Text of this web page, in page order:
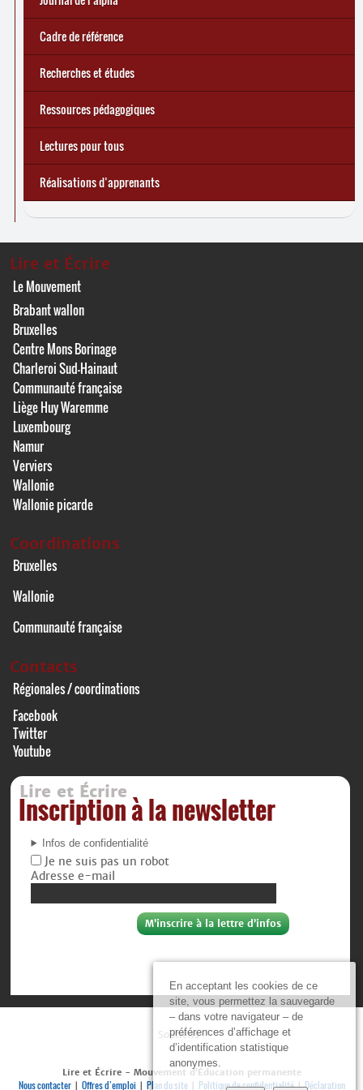
En acceptant les cookies de ce
site, vous permettez la sauvegarde
– dans votre navigateur – de
préférences d’affichage et
d’identification statistique
anonymes.
d’une exclusion annoncée
écrire demain
Cadre de référence
Recherches et études
Ressources pédagogiques
Lectures pour tous
Réalisations d’apprenants
Lire et Écrire
Le Mouvement
Brabant wallon
Bruxelles
Centre Mons Borinage
Charleroi Sud-Hainaut
Communauté française
Liège Huy Waremme
Luxembourg
Namur
Verviers
Wallonie
Wallonie picarde
Coordinations
Bruxelles
Wallonie
Communauté française
Contacts
Régionales / coordinations
Facebook
Twitter
Youtube
Lire et Écrire
Inscription à la newsletter
Infos de confidentialité
Je ne suis pas un robot
Adresse e-mail
Soutiens :
Lire et Écrire - Mouvement d’Éducation permanente
Nous contacter| Offres d’emploi | Plan du site| Politique de confidentialité|Déclaration